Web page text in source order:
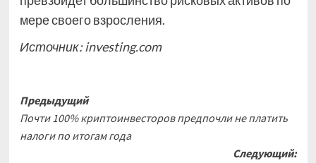
мере своего взросления.
Источник:investing.com
Навигация
записи
Предыдущий
Почти 100% криптоинвесторов предпочли не платить
налоги по итогам года
Следующий: